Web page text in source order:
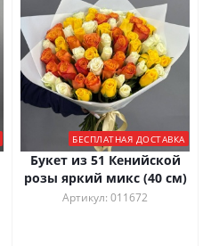
БЕСПЛАТНАЯ ДОСТАВКА
Букет из 51 Кенийской
розы яркий микс (40 см)
Артикул: 011672